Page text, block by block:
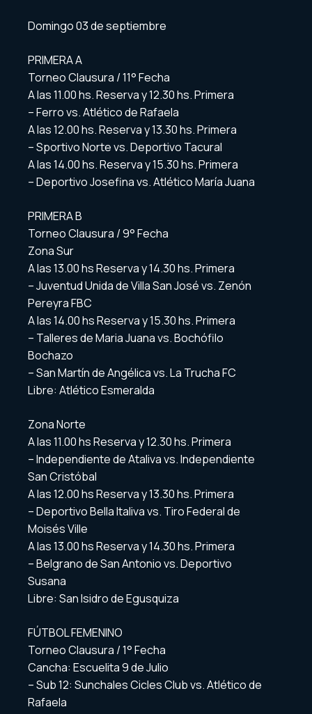
Domingo 03 de septiembre
PRIMERA A
Torneo Clausura / 11° Fecha
A las 11.00 hs. Reserva y 12.30 hs. Primera
– Ferro vs. Atlético de Rafaela
A las 12.00 hs. Reserva y 13.30 hs. Primera
– Sportivo Norte vs. Deportivo Tacural
A las 14.00 hs. Reserva y 15.30 hs. Primera
– Deportivo Josefina vs. Atlético María Juana
PRIMERA B
Torneo Clausura / 9° Fecha
Zona Sur
A las 13.00 hs Reserva y 14.30 hs. Primera
– Juventud Unida de Villa San José vs. Zenón
Pereyra FBC
A las 14.00 hs Reserva y 15.30 hs. Primera
– Talleres de Maria Juana vs. Bochófilo
Bochazo
– San Martín de Angélica vs. La Trucha FC
Libre: Atlético Esmeralda
Zona Norte
A las 11.00 hs Reserva y 12.30 hs. Primera
– Independiente de Ataliva vs. Independiente
San Cristóbal
A las 12.00 hs Reserva y 13.30 hs. Primera
– Deportivo Bella Italiva vs. Tiro Federal de
Moisés Ville
A las 13.00 hs Reserva y 14.30 hs. Primera
– Belgrano de San Antonio vs. Deportivo
Susana
Libre: San Isidro de Egusquiza
FÚTBOL FEMENINO
Torneo Clausura / 1° Fecha
Cancha: Escuelita 9 de Julio
– Sub 12: Sunchales Cicles Club vs. Atlético de
Rafaela